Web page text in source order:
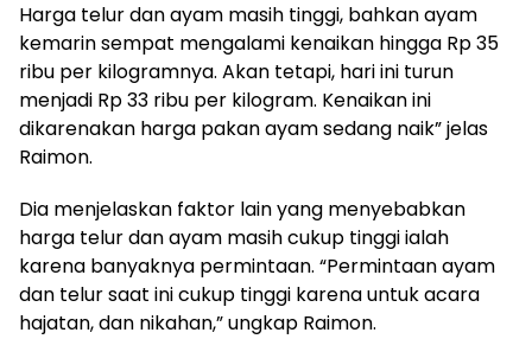
Harga telur dan ayam masih tinggi, bahkan ayam
kemarin sempat mengalami kenaikan hingga Rp 35
ribu per kilogramnya. Akan tetapi, hari ini turun
menjadi Rp 33 ribu per kilogram. Kenaikan ini
dikarenakan harga pakan ayam sedang naik” jelas
Raimon.
Dia menjelaskan faktor lain yang menyebabkan
harga telur dan ayam masih cukup tinggi ialah
karena banyaknya permintaan. “Permintaan ayam
dan telur saat ini cukup tinggi karena untuk acara
hajatan, dan nikahan,” ungkap Raimon.